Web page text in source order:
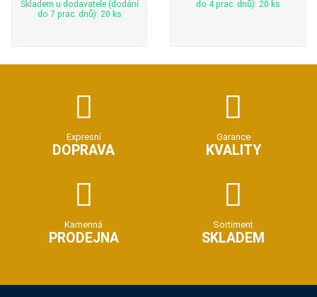
Skladem u dodavatele (dodání
do 7 prac. dnů): 20 ks
do 4 prac. dnů): 20 ks
Expresní
DOPRAVA
Garance
KVALITY
Kamenná
PRODEJNA
Sortiment
SKLADEM